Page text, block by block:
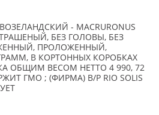
- MACRURONUS
БЕЗ ГОЛОВЫ, БЕЗ
ПРОЛОЖЕННЫЙ,
В КОРТОННЫХ КОРОБКАХ
ОБЩИМ ВЕСОМ НЕТТО 4 990, 72
ГМО ; (ФИРМА) B/P RIO SOLIS